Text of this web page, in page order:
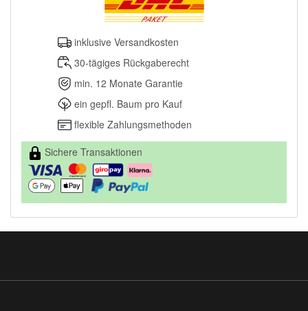
inklusive Versandkosten
30-tägiges Rückgaberecht
min. 12 Monate Garantie
ein gepfl. Baum pro Kauf
flexible Zahlungsmethoden
Sichere Transaktionen